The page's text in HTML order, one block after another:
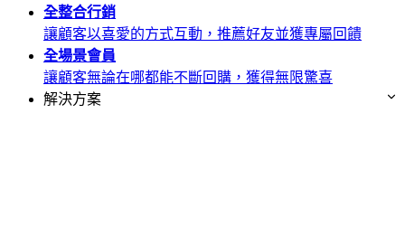
全整合行銷
讓顧客以喜愛的方式互動，推薦好友並獲專屬回饋
全場景會員
讓顧客無論在哪都能不斷回購，獲得無限驚喜
解決方案